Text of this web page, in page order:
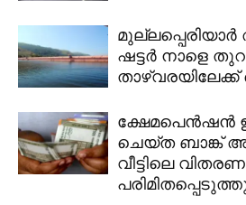
മുല്ലപ്പെരിയാർ
ഷട്ടർ നാളെ
താഴ്വരയിലേക്ക്
ക്ഷേമപെൻഷൻ
ചെയ്ത ബാങ്ക്
വീട്ടിലെ